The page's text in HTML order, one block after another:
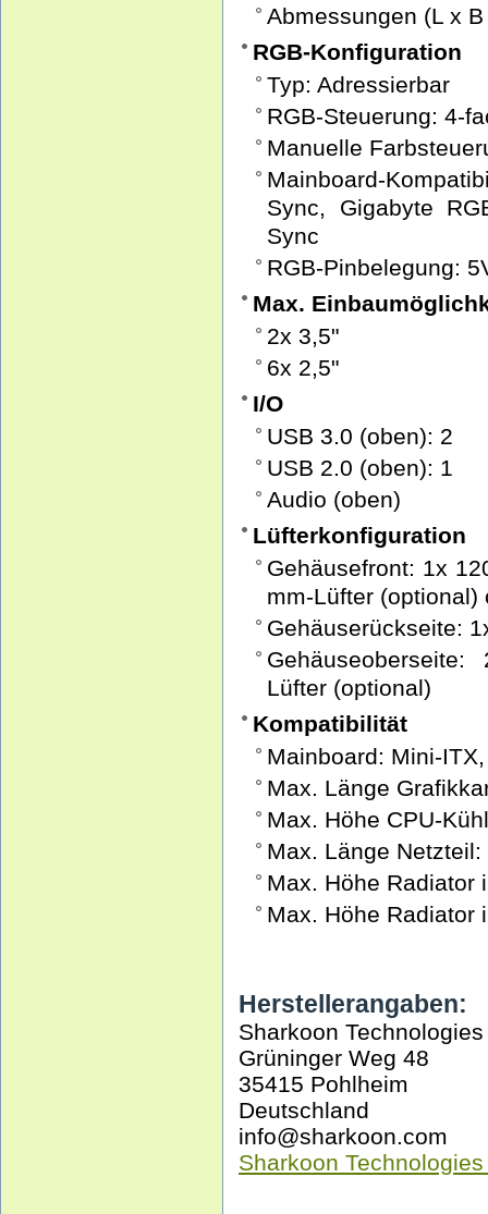
Abmessungen (L x
RGB-Konfiguration
Typ: Adressierbar
RGB-Steuerung: 4-
Manuelle
Mainboard-
Sync, Gigabyte
Sync
RGB-Pinbelegung:
Max.
2x 3,5"
6x 2,5"
I/O
USB 3.0 (oben): 2
USB 2.0 (oben): 1
Audio (oben)
Lüfterkonfiguration
Gehäusefront: 1x
mm-Lüfter (optional)
Gehäuserückseite:
Lüfter (optional)
Kompatibilität
Mainboard: Mini-
Max. Länge
Max. Höhe CPU-
Max. Länge
Max. Höhe Radiator
Max. Höhe Radiator
Herstellerangaben:
Sharkoon
Grüninger Weg 48
35415 Pohlheim
Deutschland
info@sharkoon.com
Sharkoon